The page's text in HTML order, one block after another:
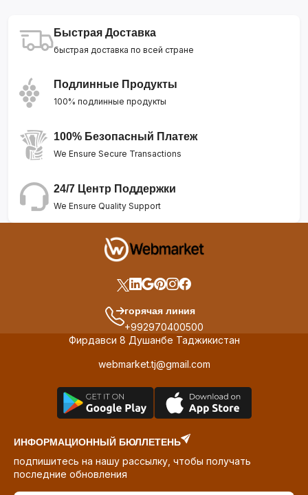
Быстрая Доставка
быстрая доставка по всей стране
Подлинные Продукты
100% подлинные продукты
100% Безопасный Платеж
We Ensure Secure Transactions
24/7 Центр Поддержки
We Ensure Quality Support
горячая линия
+992970400500
Фирдавси 8 Душанбе Таджикистан
webmarket.tj@gmail.com
ИНФОРМАЦИОННЫЙ БЮЛЛЕТЕНЬ
подпишитесь на нашу рассылку, чтобы получать
последние обновления